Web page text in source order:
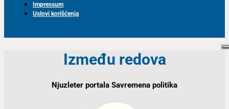
Impressum
Uslovi korišćenja
Između redova
Njuzleter portala Savremena politika